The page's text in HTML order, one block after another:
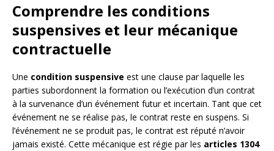
Comprendre les conditions
suspensives et leur mécanique
contractuelle
Une condition suspensive est une clause par laquelle les
parties subordonnent la formation ou l’exécution d’un contrat
à la survenance d’un événement futur et incertain. Tant que cet
événement ne se réalise pas, le contrat reste en suspens. Si
l’événement ne se produit pas, le contrat est réputé n’avoir
jamais existé. Cette mécanique est régie par les articles 1304